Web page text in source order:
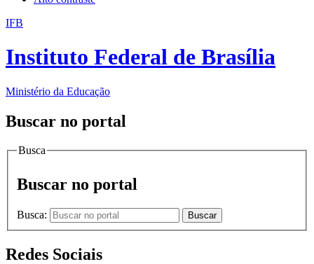
IFB
Instituto Federal de Brasília
Ministério da Educação
Buscar no portal
Busca
Buscar no portal
Busca: Buscar
Redes Sociais